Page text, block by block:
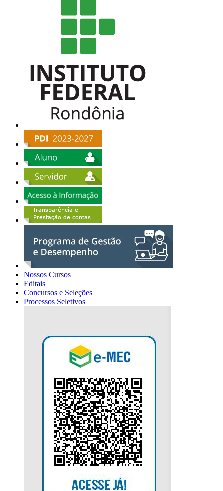
Nossos Cursos
Editais
Concursos e Seleções
Processos Seletivos